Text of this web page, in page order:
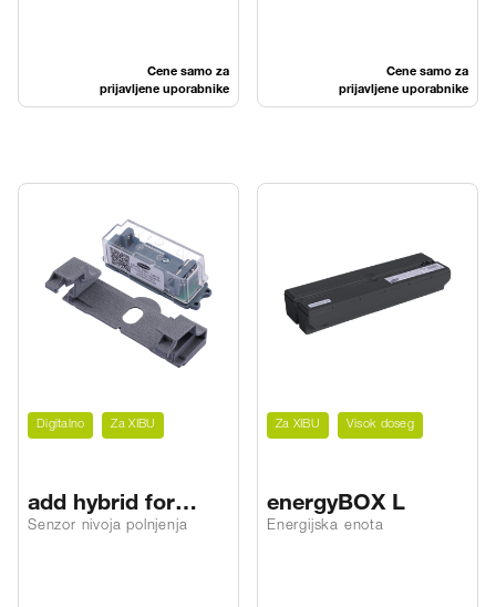
Cene samo za
prijavljene uporabnike
Cene samo za
prijavljene uporabnike
Digitalno Za XIBU
add hybrid for
TISSUEFOLD
Senzor nivoja polnjenja
Za XIBU Visok doseg
energyBOX L
Energijska enota